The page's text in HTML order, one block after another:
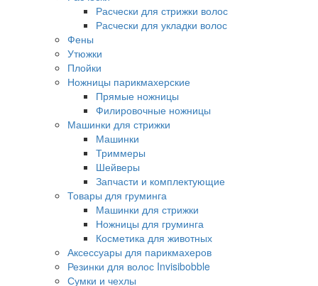
Расчески для стрижки волос
Расчески для укладки волос
Фены
Утюжки
Плойки
Ножницы парикмахерские
Прямые ножницы
Филировочные ножницы
Машинки для стрижки
Машинки
Триммеры
Шейверы
Запчасти и комплектующие
Товары для груминга
Машинки для стрижки
Ножницы для груминга
Косметика для животных
Аксессуары для парикмахеров
Резинки для волос Invisibobble
Сумки и чехлы